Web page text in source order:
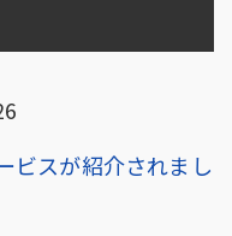
ビスが紹介されまし